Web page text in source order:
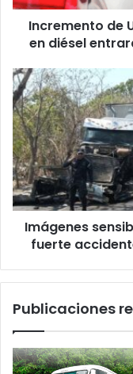
diésel
entrará
este
12
de
mayo
Incremento de
en diésel
Imágenes
sensibles:
una
persona
fallecida
tras
fuerte
accidente
en
carretera
Panamericana
Imágenes
fuerte
Publicaciones